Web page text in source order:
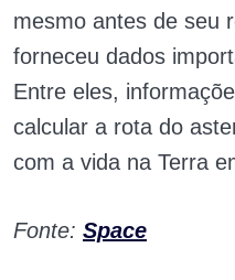
mesmo antes de seu
forneceu dados
Entre eles,
calcular a rota do
com a vida na Terra
Fonte: Space